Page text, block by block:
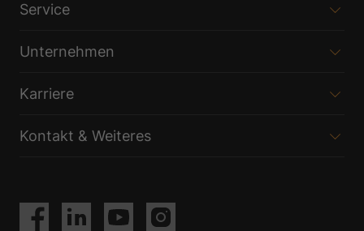
Service
Unternehmen
Karriere
Kontakt & Weiteres